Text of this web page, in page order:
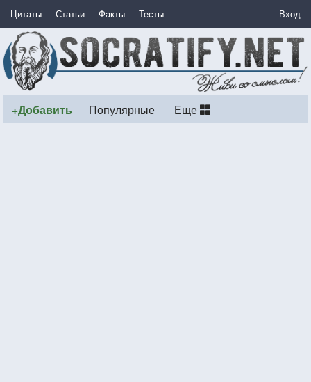
Цитаты Статьи Факты Тесты Вход
+Добавить Популярные Еще